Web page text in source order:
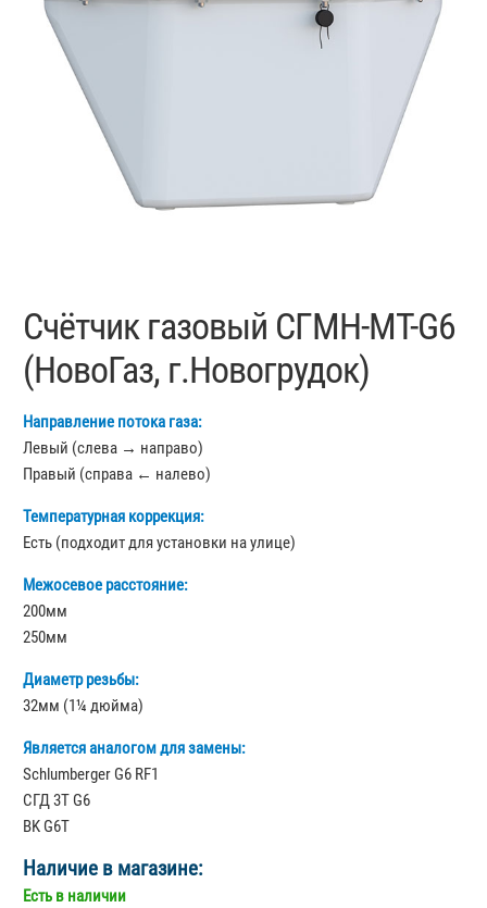
Счётчик газовый СГМН-МТ-G6
(НовоГаз, г.Новогрудок)
Направление потока газа:
Левый (слева → направо)
Правый (справа ← налево)
Температурная коррекция:
Есть (подходит для установки на улице)
Межосевое расстояние:
200мм
250мм
Диаметр резьбы:
32мм (1¼ дюйма)
Является аналогом для замены:
Schlumberger G6 RF1
СГД 3Т G6
BK G6T
Наличие в магазине:
Есть в наличии